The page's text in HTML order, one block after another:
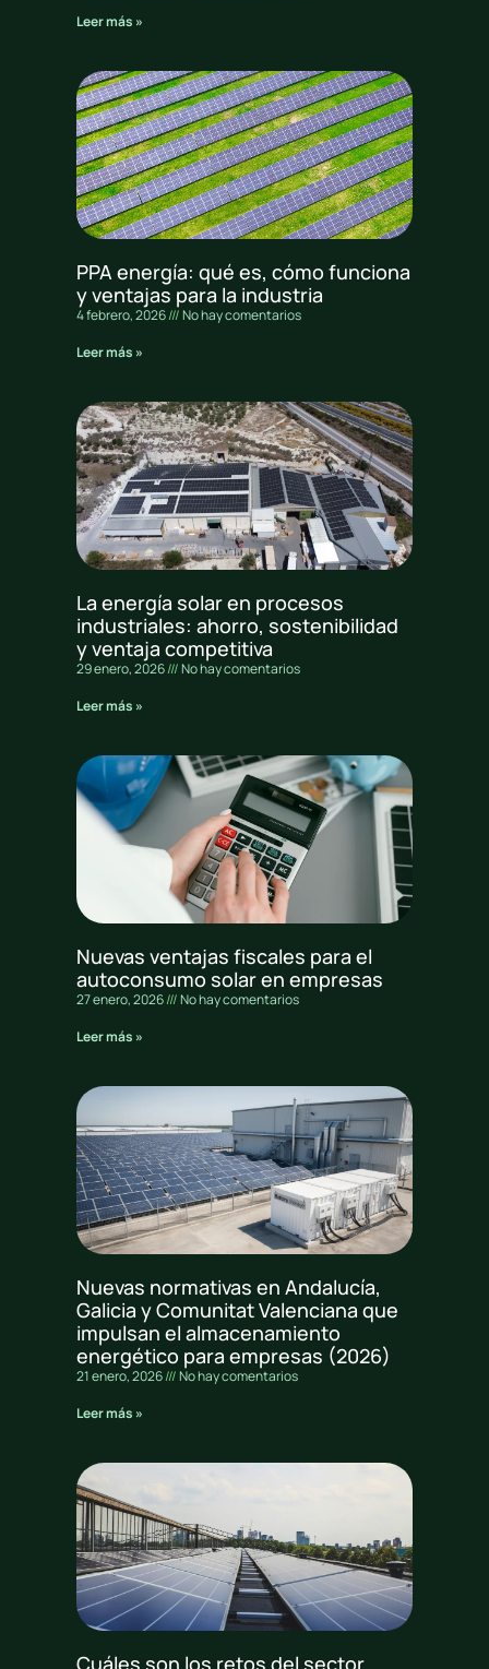
Leer más »
PPA energía: qué es, cómo funciona
y ventajas para la industria
4 febrero, 2026
No hay comentarios
Leer más »
La energía solar en procesos
industriales: ahorro, sostenibilidad
y ventaja competitiva
29 enero, 2026
No hay comentarios
Leer más »
Nuevas ventajas fiscales para el
autoconsumo solar en empresas
27 enero, 2026
No hay comentarios
Leer más »
Nuevas normativas en Andalucía,
Galicia y Comunitat Valenciana que
impulsan el almacenamiento
energético para empresas (2026)
21 enero, 2026
No hay comentarios
Leer más »
Cuáles son los retos del sector